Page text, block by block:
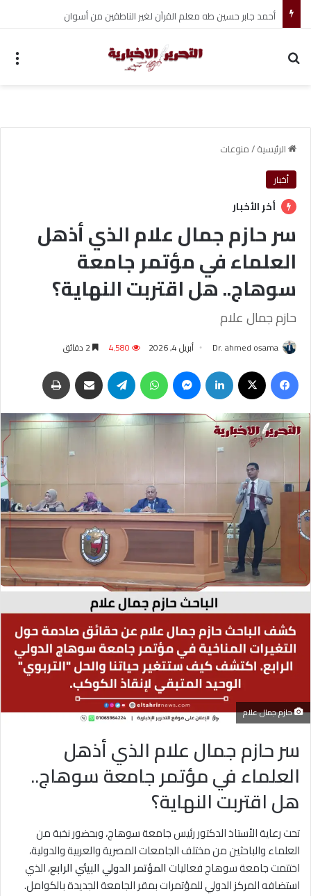
أحمد جابر حسين طه معلم القرآن لغير الناطقين من أسوان
الرئيسية/منوعات
أخبار
أخر الأخبار
سر حازم جمال علام الذي أذهل
العلماء في مؤتمر جامعة
سوهاج.. هل اقتربت النهاية؟
حازم جمال علام
Dr. ahmed osama أبريل 4, 2026 4٬580
حازم جمال علام
سر حازم جمال علام الذي أذهل
العلماء في مؤتمر جامعة سوهاج..
هل اقتربت النهاية؟
تحت رعاية الأستاذ الدكتور رئيس جامعة سوهاج، وبحضور نخبة من
العلماء والباحثين من مختلف الجامعات المصرية والعربية والدولية،
اختتمت جامعة سوهاج فعالياتالمؤتمر الدولي البيئي الرابع، الذي
استضافه المركز الدولي للمؤتمرات بمقر الجامعة الجديدة بالكوامل.